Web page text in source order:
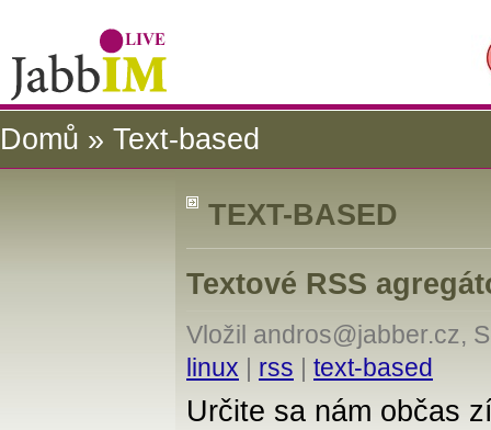
Domů » Text-based
TEXT-BASED
Textové RSS
Vložil andros@jabber.cz,
linux
rss text-based
Určite sa nám občas